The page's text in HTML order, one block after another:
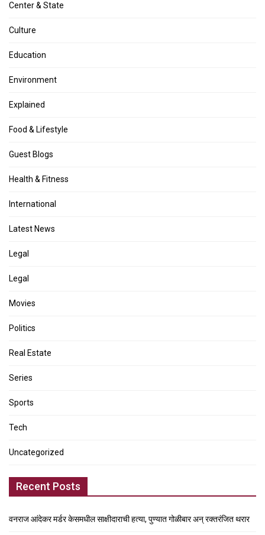
Center & State
Culture
Education
Environment
Explained
Food & Lifestyle
Guest Blogs
Health & Fitness
International
Latest News
Legal
Legal
Movies
Politics
Real Estate
Series
Sports
Tech
Uncategorized
Recent Posts
वनराज आंदेकर मर्डर केसमधील साक्षीदाराची हत्या, पुण्यात गोळीबार अन् रक्तरंजित थरार